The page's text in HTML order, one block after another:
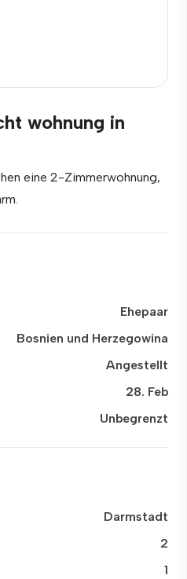
wohnung in
eine 2-Zimmerwohnung,
Ehepaar
Bosnien und Herzegowina
Angestellt
28. Feb
Unbegrenzt
Darmstadt
2
1